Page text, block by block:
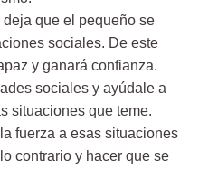
deja que el pequeño se
sociales. De este
y ganará confianza.
sociales y ayúdale a
situaciones que teme.
fuerza a esas situaciones
contrario y hacer que se